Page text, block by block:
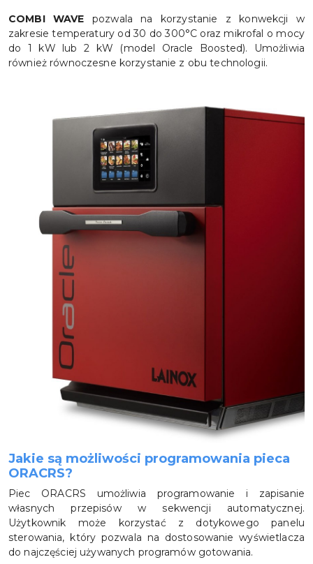
COMBI WAVE pozwala na korzystanie z konwekcji w
zakresie temperatury od 30 do 300°C oraz mikrofal o mocy
do 1 kW lub 2 kW (model Oracle Boosted). Umożliwia
również równoczesne korzystanie z obu technologii.
Jakie są możliwości programowania pieca
ORACRS?
Piec ORACRS umożliwia programowanie i zapisanie
własnych przepisów w sekwencji automatycznej.
Użytkownik może korzystać z dotykowego panelu
sterowania, który pozwala na dostosowanie wyświetlacza
do najczęściej używanych programów gotowania.